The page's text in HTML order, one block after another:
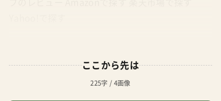
ここから先は
225字 / 4画像